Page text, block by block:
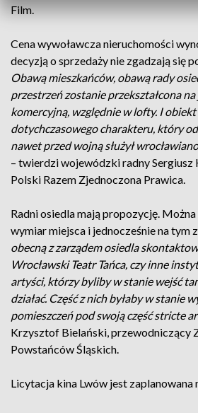
Film.
Cena wywoławcza nieruchomości
decyzją o sprzedaży nie zgadzają się
Obawą mieszkańców, obawą rady
przestrzeń zostanie przekształcona
komercyjną, względnie w lofty. I
dotychczasowego charakteru, który
nawet przed wojną służył
– twierdzi wojewódzki radny Sergiusz
Polski Razem Zjednoczona Prawica.
Radni osiedla mają propozycję.
wymiar miejsca i jednocześnie na tym
obecną z zarządem osiedla
Wrocławski Teatr Tańca, czy inne
artyści, którzy byliby w stanie wejść
działać. Część z nich byłaby w stanie
pomieszczeń pod swoją część stricte
Krzysztof Bielański, przewodniczący
Powstańców Śląskich.
Licytacja kina Lwów jest zaplanowana